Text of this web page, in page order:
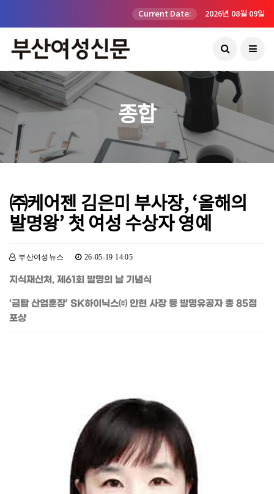
Current Date: 2026년 08월 09일
종합
㈜케어젠 김은미 부사장, ‘올해의
발명왕’ 첫 여성 수상자 영예
부산여성뉴스 26-05-19 14:05
지식재산처, 제61회 발명의 날 기념식
‘금탑 산업훈장’ SK하이닉스㈜ 안현 사장 등 발명유공자 총 85점
포상